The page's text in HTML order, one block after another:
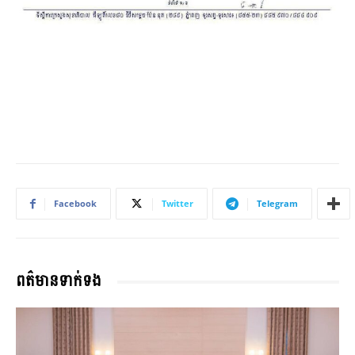
Facebook Twitter Telegram
ពត៌មានទាក់ទង